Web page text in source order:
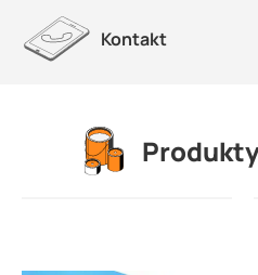
Kontakt